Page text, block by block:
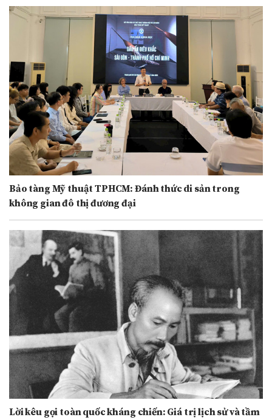
Bảo tàng Mỹ thuật TPHCM: Đánh thức di sản trong
không gian đô thị đương đại
Lời kêu gọi toàn quốc kháng chiến: Giá trị lịch sử và tầm